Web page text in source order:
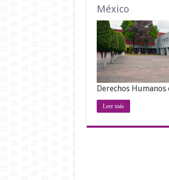
México
Derechos
Leer más